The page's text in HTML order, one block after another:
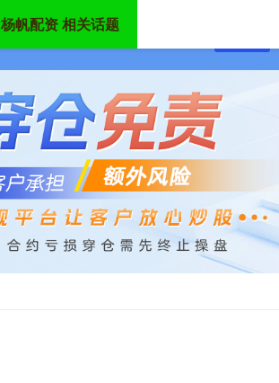
杨帆配资 相关话题